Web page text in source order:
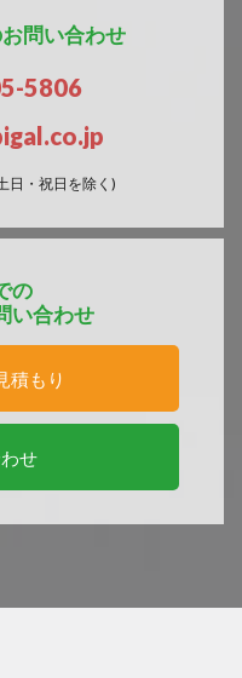
問い合わせ
5806
日・祝日を除く)
の
い合わせ
積もり
せ